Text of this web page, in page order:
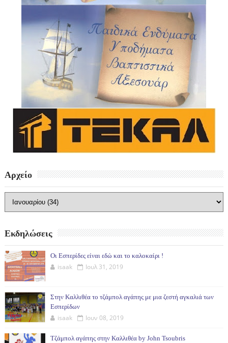
Αρχείο
Εκδηλώσεις
Οι Εσπερίδες είναι εδώ και το καλοκαίρι !
isaak Ιουλ 31, 2019
Στην Καλλιθέα το τζάμπολ αγάπης με μια ζεστή αγκαλιά των
Εσπερίδων
isaak Ιουν 08, 2019
Τζάμπολ αγάπης στην Καλλιθέα by John Tsoubris